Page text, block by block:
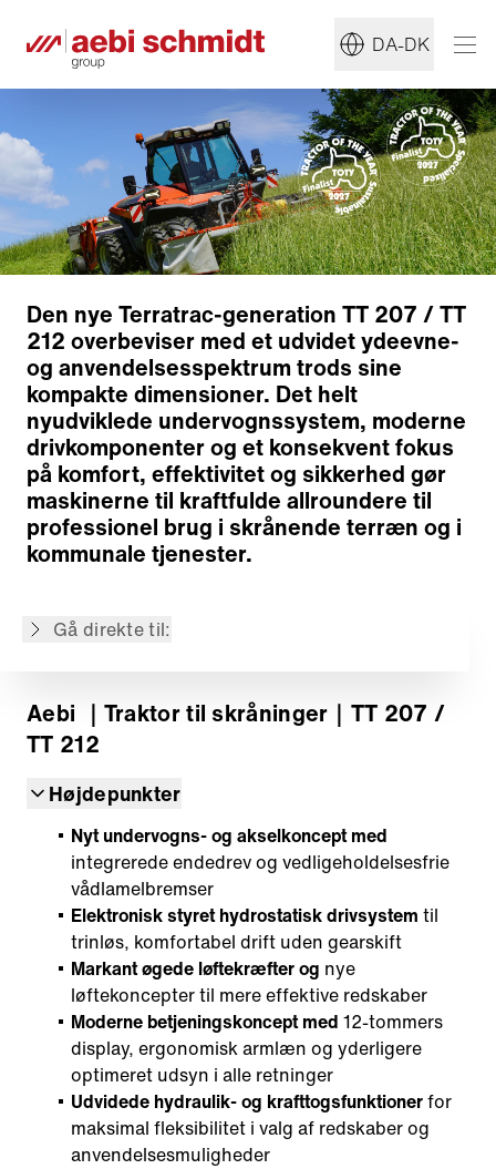
DA-DK
Den nye Terratrac-generation TT 207 / TT
212 overbeviser med et udvidet ydeevne-
og anvendelsesspektrum trods sine
kompakte dimensioner. Det helt
nyudviklede undervognssystem, moderne
drivkomponenter og et konsekvent fokus
på komfort, effektivitet og sikkerhed gør
maskinerne til kraftfulde allroundere til
professionel brug i skrånende terræn og i
kommunale tjenester.
Gå direkte til:
Køreegenskaber
Hydraulik
Arbejdsplads
Dæk
Landbrugsmaskiner
Kommunalteknik
Vintervedligeholdelse
Tilbage til oversigten
Aebi ｜Traktor til skråninger ｜TT 207 /
TT 212
Højdepunkter
Nyt undervogns- og akselkoncept med
integrerede endedrev og vedligeholdelsesfrie
vådlamelbremser
Elektronisk styret hydrostatisk drivsystem til
trinløs, komfortabel drift uden gearskift
Markant øgede løftekræfter og nye
løftekoncepter til mere effektive redskaber
Moderne betjeningskoncept med 12-tommers
display, ergonomisk armlæn og yderligere
optimeret udsyn i alle retninger
Udvidede hydraulik- og krafttogsfunktionerfor
maksimal fleksibilitet i valg af redskaber og
anvendelsesmuligheder